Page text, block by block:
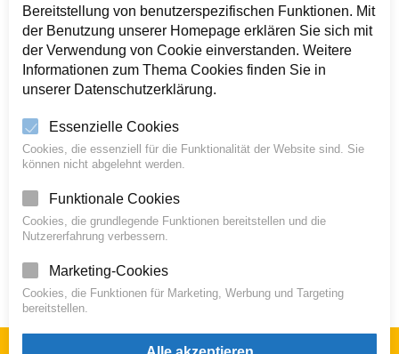
}Oktober 26, 2025
Sonntag, 16:00 to 18:00
Event Organizer
Share event
  
Bereitstellung von benutzerspezifischen Funktionen. Mit
der Benutzung unserer Homepage erklären Sie sich mit
der Verwendung von Cookie einverstanden. Weitere
Informationen zum Thema Cookies finden Sie in
unserer Datenschutzerklärung.
Essenzielle Cookies
Cookies, die essenziell für die Funktionalität der Website sind. Sie
können nicht abgelehnt werden.
Funktionale Cookies
Cookies, die grundlegende Funktionen bereitstellen und die
Nutzererfahrung verbessern.
Marketing-Cookies
Cookies, die Funktionen für Marketing, Werbung und Targeting
bereitstellen.